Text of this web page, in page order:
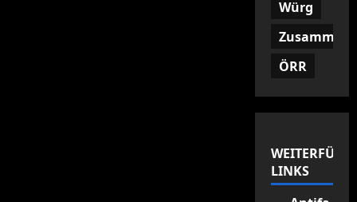
Würg
ÖRR
LINKS